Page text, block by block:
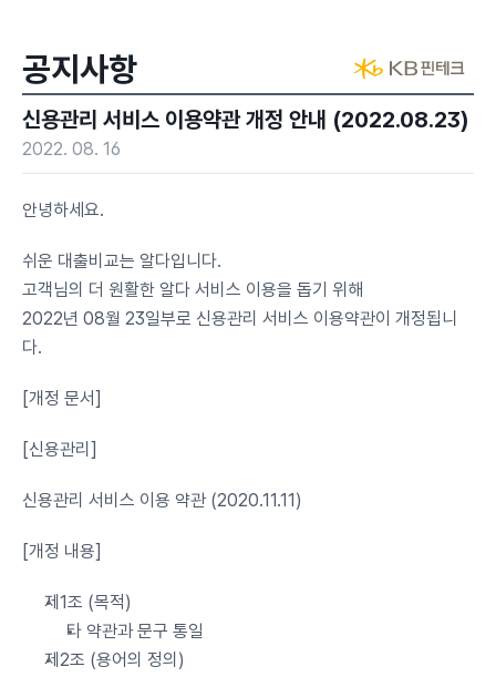
공지사항
신용관리 서비스 이용약관 개정 안내 (2022.08.23)
2022. 08. 16
안녕하세요.
쉬운 대출비교는 알다입니다.
고객님의 더 원활한 알다 서비스 이용을 돕기 위해
2022년 08월 23일부로 신용관리 서비스 이용약관이 개정됩니
다.
[개정 문서]
[신용관리]
신용관리 서비스 이용 약관 (2020.11.11)
[개정 내용]
제1조 (목적)
타 약관과 문구 통일
제2조 (용어의 정의)